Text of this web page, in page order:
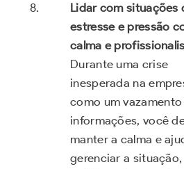
Lidar com situações
estresse e pressão
calma e
Durante uma crise
inesperada na
como um
informações, você
manter a calma e
gerenciar a situação,